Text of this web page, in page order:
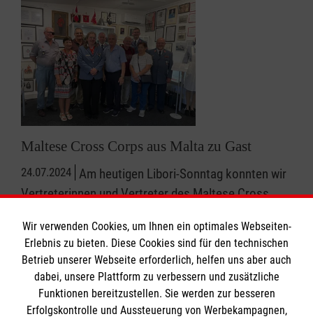
Maltese Cross Corps aus Malta zu Gast
24.07.2024 Am heutigen Libori-Sonntag konnten wir
Vertreterinnen und Vertreter des Maltese Cross
mehr
Wir verwenden Cookies, um Ihnen ein optimales Webseiten-
Erlebnis zu bieten. Diese Cookies sind für den technischen
Betrieb unserer Webseite erforderlich, helfen uns aber auch
dabei, unsere Plattform zu verbessern und zusätzliche
Funktionen bereitzustellen. Sie werden zur besseren
Erfolgskontrolle und Aussteuerung von Werbekampagnen,